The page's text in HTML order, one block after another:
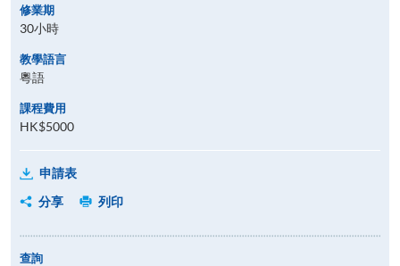
修業期
30小時
教學語言
粵語
課程費用
HK$5000
申請表
分享
列印
查詢